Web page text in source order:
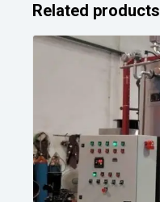
Related products